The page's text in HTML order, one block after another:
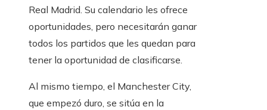
Real Madrid. Su calendario les ofrece
oportunidades, pero necesitarán ganar
todos los partidos que les quedan para
tener la oportunidad de clasificarse.
Al mismo tiempo, el Manchester City,
que empezó duro, se sitúa en la